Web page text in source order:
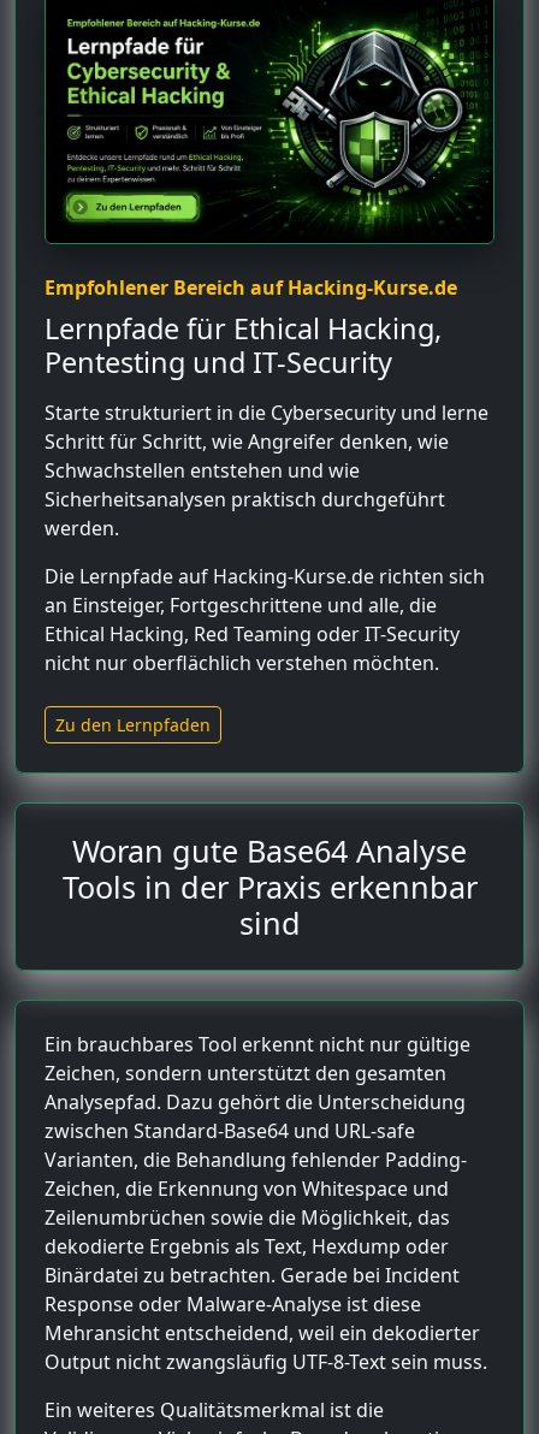
Empfohlener Bereich auf Hacking-Kurse.de
Lernpfade für Ethical Hacking,
Pentesting und IT-Security
Starte strukturiert in die Cybersecurity und lerne
Schritt für Schritt, wie Angreifer denken, wie
Schwachstellen entstehen und wie
Sicherheitsanalysen praktisch durchgeführt
werden.
Die Lernpfade auf Hacking-Kurse.de richten sich
an Einsteiger, Fortgeschrittene und alle, die
Ethical Hacking, Red Teaming oder IT-Security
nicht nur oberflächlich verstehen möchten.
Zu den Lernpfaden
Woran gute Base64 Analyse
Tools in der Praxis erkennbar
sind
Ein brauchbares Tool erkennt nicht nur gültige
Zeichen, sondern unterstützt den gesamten
Analysepfad. Dazu gehört die Unterscheidung
zwischen Standard-Base64 und URL-safe
Varianten, die Behandlung fehlender Padding-
Zeichen, die Erkennung von Whitespace und
Zeilenumbrüchen sowie die Möglichkeit, das
dekodierte Ergebnis als Text, Hexdump oder
Binärdatei zu betrachten. Gerade bei Incident
Response oder Malware-Analyse ist diese
Mehransicht entscheidend, weil ein dekodierter
Output nicht zwangsläufig UTF-8-Text sein muss.
Ein weiteres Qualitätsmerkmal ist die